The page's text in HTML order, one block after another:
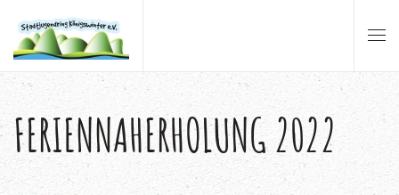
Zum Hauptinhalt springen
FERIENNAHERHOLUNG 2022